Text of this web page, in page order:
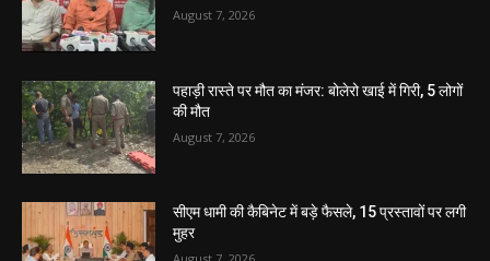
August 7, 2026
पहाड़ी रास्ते पर मौत का मंजर: बोलेरो खाई में गिरी, 5 लोगों
की मौत
August 7, 2026
सीएम धामी की कैबिनेट में बड़े फैसले, 15 प्रस्तावों पर लगी
मुहर